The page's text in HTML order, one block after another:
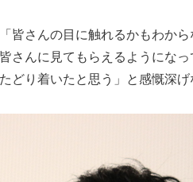
皆さんの目に触れるかもわか
さんに見てもらえるようにな
どり着いたと思う」と感慨深げ